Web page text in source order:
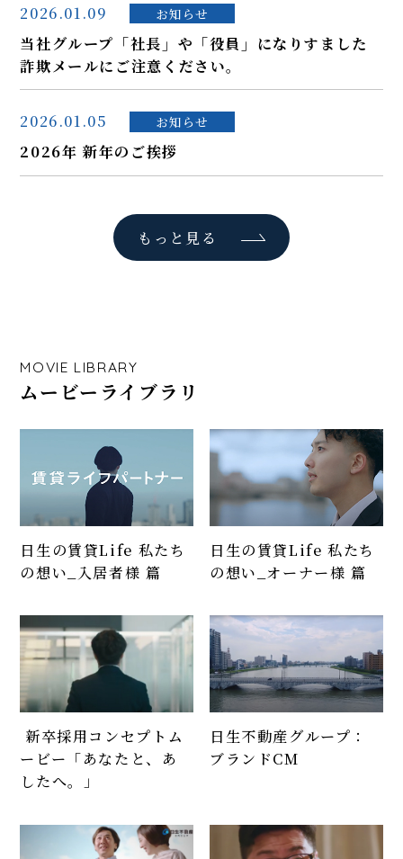
2026.01.09 お知らせ
当社グループ「社長」や「役員」になりすました
詐欺メールにご注意ください。
2026.01.05 お知らせ
2026年 新年のご挨拶
もっと見る
MOVIE LIBRARY
ムービーライブラリ
日生の賃貸Life 私たち
の想い_入居者様 篇
日生の賃貸Life 私たち
の想い_オーナー様 篇
新卒採用コンセプトム
ービー「あなたと、あ
したへ。」
日生不動産グループ：
ブランドCM